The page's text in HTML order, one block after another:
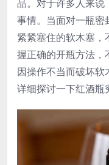
品。对于许多人来说
事情。当面对一瓶密
紧紧塞住的软木塞
握正确的开瓶方法，
因操作不当而破坏
详细探讨一下红酒瓶